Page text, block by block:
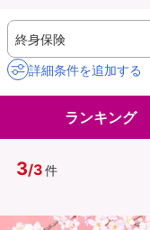
キャ
イオ
詳細条件を追加する
ランキング
3/3件